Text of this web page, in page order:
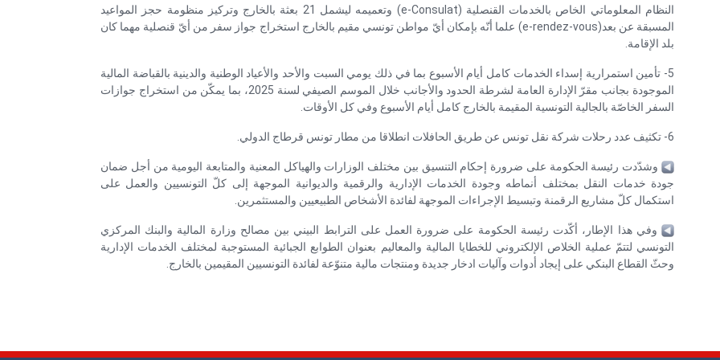
النظام المعلوماتي الخاص بالخدمات القنصلية (e-Consulat) وتعميمه ليشمل 21 بعثة بالخارج وتركيز منظومة حجز المواعيد
المسبقة عن بعد(e-rendez-vous) علما أنّه بإمكان أيّ مواطن تونسي مقيم بالخارج استخراج جواز سفر من أيّ قنصلية مهما كان
بلد الإقامة.
5- تأمين استمرارية إسداء الخدمات كامل أيام الأسبوع بما في ذلك يومي السبت والأحد والأعياد الوطنية والدينية بالقباضة المالية
الموجودة بجانب مقرّ الإدارة العامة لشرطة الحدود والأجانب خلال الموسم الصيفي لسنة 2025، بما يمكّن من استخراج جوازات
السفر الخاصّة بالجالية التونسية المقيمة بالخارج كامل أيام الأسبوع وفي كل الأوقات.
6- تكثيف عدد رحلات شركة نقل تونس عن طريق الحافلات انطلاقا من مطار تونس قرطاج الدولي.
وشدّدت رئيسة الحكومة على ضرورة إحكام التنسيق بين مختلف الوزارات والهياكل المعنية والمتابعة اليومية من أجل ضمان
جودة خدمات النقل بمختلف أنماطه وجودة الخدمات الإدارية والرقمية والديوانية الموجهة إلى كلّ التونسيين والعمل على
استكمال كلّ مشاريع الرقمنة وتبسيط الإجراءات الموجهة لفائدة الأشخاص الطبيعيين والمستثمرين.
وفي هذا الإطار، أكّدت رئيسة الحكومة على ضرورة العمل على الترابط البيني بين مصالح وزارة المالية والبنك المركزي
التونسي لتتمّ عملية الخلاص الإلكتروني للخطايا المالية والمعاليم بعنوان الطوابع الجبائية المستوجبة لمختلف الخدمات الإدارية
وحثّ القطاع البنكي على إيجاد أدوات وآليات ادخار جديدة ومنتجات مالية متنوّعة لفائدة التونسيين المقيمين بالخارج.